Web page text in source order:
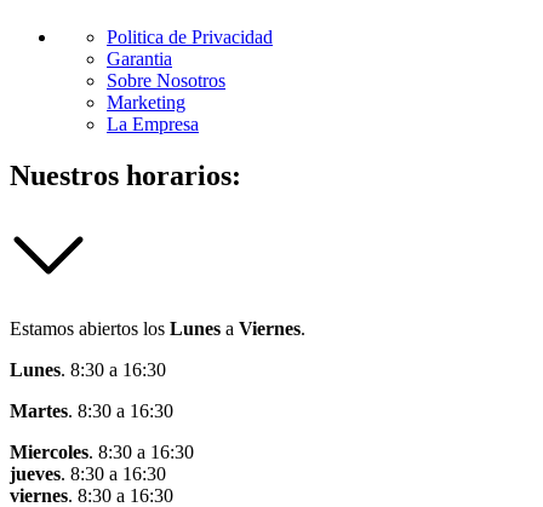
Politica de Privacidad
Garantia
Sobre Nosotros
Marketing
La Empresa
Nuestros horarios:
Estamos abiertos los Lunes a Viernes.
Lunes. 8:30 a 16:30
Martes. 8:30 a 16:30
Miercoles. 8:30 a 16:30
jueves. 8:30 a 16:30
viernes. 8:30 a 16:30